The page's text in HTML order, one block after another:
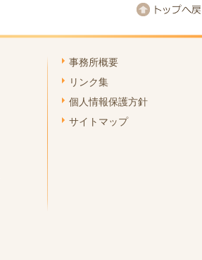
事務所概要
リンク集
個人情報保護方針
サイトマップ